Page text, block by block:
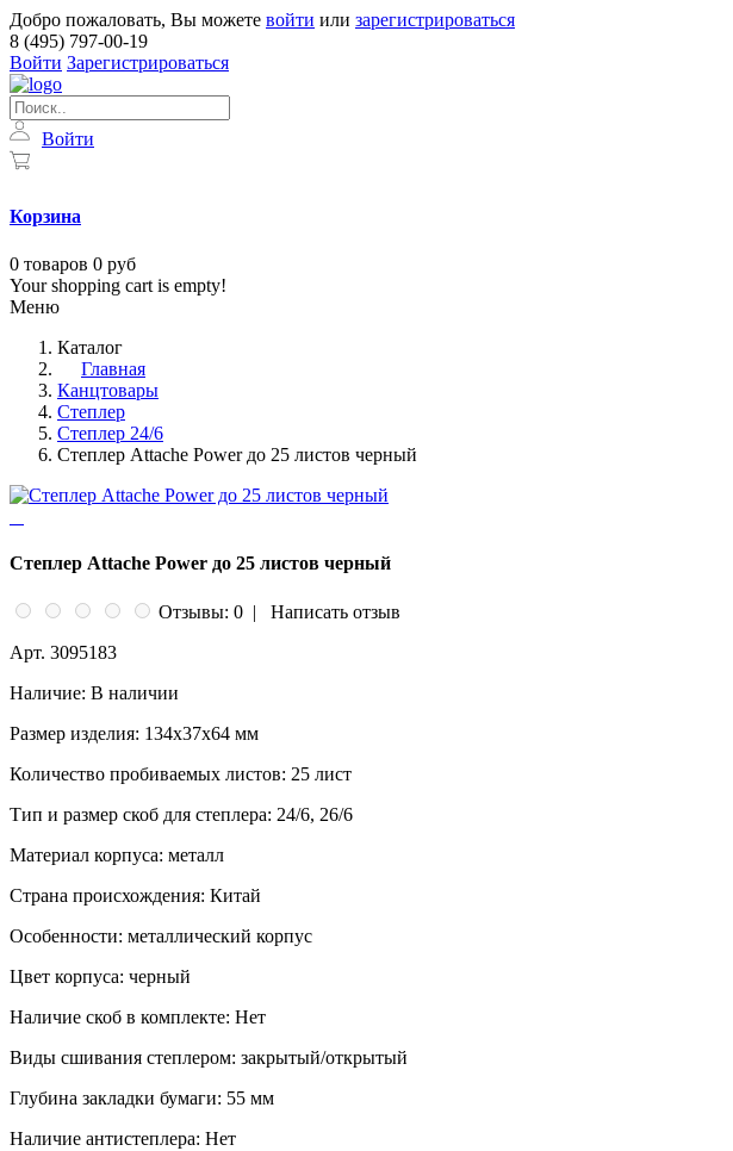
Добро пожаловать, Вы можете войти или зарегистрироваться
8 (495) 797-00-19
Войти Зарегистрироваться
Войти
Корзина
0 товаров 0 руб
Your shopping cart is empty!
Меню
Каталог
Главная
Канцтовары
Степлер
Степлер 24/6
Степлер Attache Power до 25 листов черный
Степлер Attache Power до 25 листов черный
Отзывы: 0 |
Написать отзыв
Арт. 3095183
Наличие: В наличии
Размер изделия: 134x37x64 мм
Количество пробиваемых листов: 25 лист
Тип и размер скоб для степлера: 24/6, 26/6
Материал корпуса: металл
Страна происхождения: Китай
Особенности: металлический корпус
Цвет корпуса: черный
Наличие скоб в комплекте: Нет
Виды сшивания степлером: закрытый/открытый
Глубина закладки бумаги: 55 мм
Наличие антистеплера: Нет